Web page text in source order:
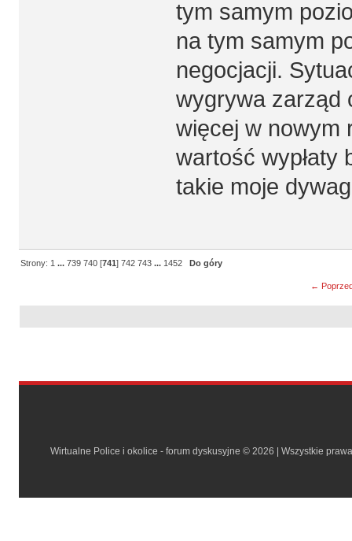
tym samym
na tym samym
negocjacji.
wygrywa zarząd
więcej w nowym
wartość wypłaty
takie moje
Strony: 1 ...739 740 [741]742 743 ... 1452 Do góry
←
Wirtualne Police i okolice - forum dyskusyjne © 2026 | Wszystkie